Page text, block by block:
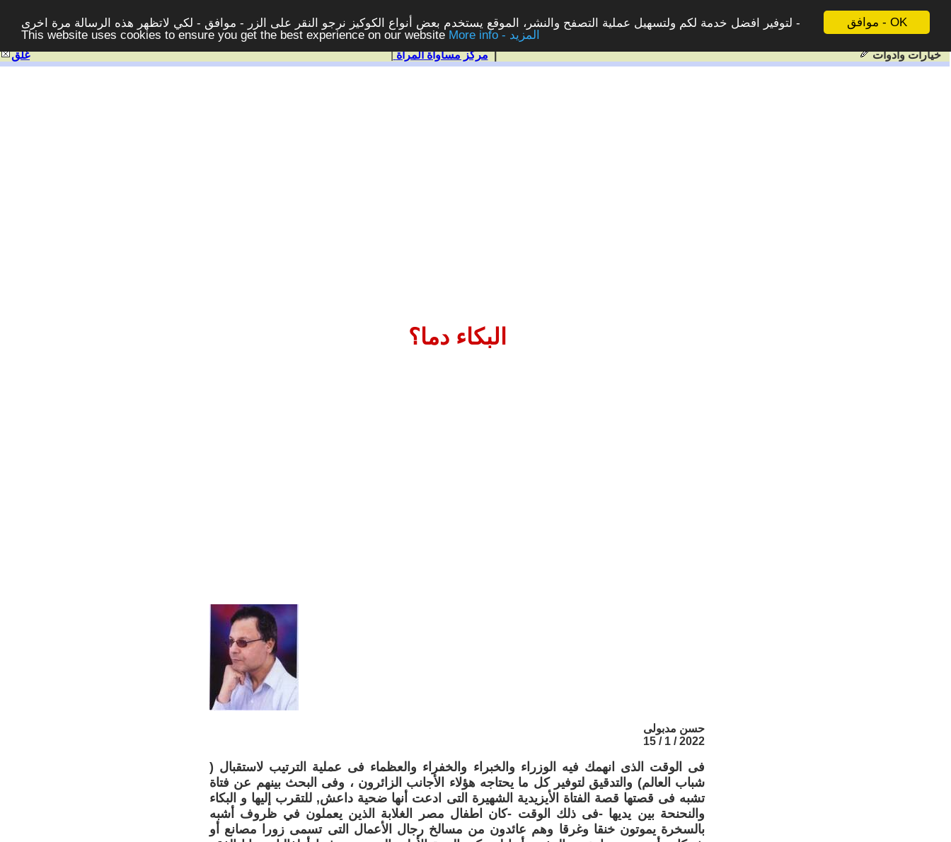
موافق - OK
لتوفير افضل خدمة لكم ولتسهيل عملية التصفح والنشر، الموقع يستخدم بعض أنواع الكوكيز نرجو النقر على الزر - موافق - لكي لاتظهر هذه الرسالة مرة اخرى -
This website uses cookies to ensure you get the best experience on our website
More info - المزيد
غلق | مركز مساواة المرأة| خيارات وادوات
البكاء دما؟
حسن مدبولى
2022 / 1 / 15
فى الوقت الذى انهمك فيه الوزراء والخبراء والخفراء والعظماء فى عملية الترتيب لاستقبال (
شباب العالم) والتدقيق لتوفير كل ما يحتاجه هؤلاء الأجانب الزائرون ، وفى البحث بينهم عن فتاة
تشبه فى قصتها قصة الفتاة الأيزيدية الشهيرة التى ادعت أنها ضحية داعش, للتقرب إليها و البكاء
والنحنحة بين يديها -فى ذلك الوقت -كان اطفال مصر الغلابة الذين يعملون في ظروف أشبه
بالسخرة يموتون خنقا وغرقا وهم عائدون من مسالخ رجال الأعمال التى تسمى زورا مصانع أو